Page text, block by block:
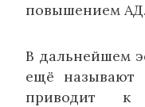
повышением АД.
В дальнейшем
ещё называют
приводит к